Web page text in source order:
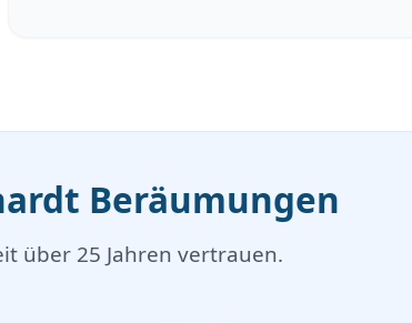
Beräumungen
über 25 Jahren vertrauen.